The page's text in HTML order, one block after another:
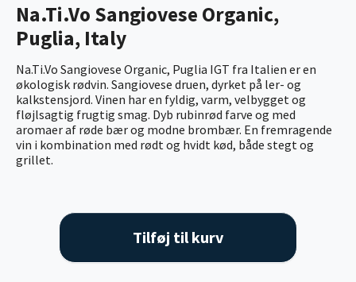
Na.Ti.Vo Sangiovese Organic,
Puglia, Italy
Na.Ti.Vo Sangiovese Organic, Puglia IGT fra Italien er en
økologisk rødvin. Sangiovese druen, dyrket på ler- og
kalkstensjord. Vinen har en fyldig, varm, velbygget og
fløjlsagtig frugtig smag. Dyb rubinrød farve og med
aromaer af røde bær og modne brombær. En fremragende
vin i kombination med rødt og hvidt kød, både stegt og
grillet.
Tilføj til kurv